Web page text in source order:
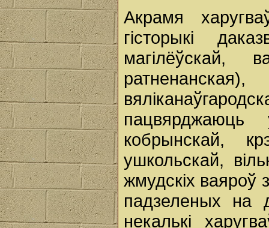
Акрамя
гісторыкі
магілёўскай,
ратненанская),
пацвярджаюць
кобрынскай,
ушкольскай,
жмудскіх ваяроў
падзеленых на
некалькі